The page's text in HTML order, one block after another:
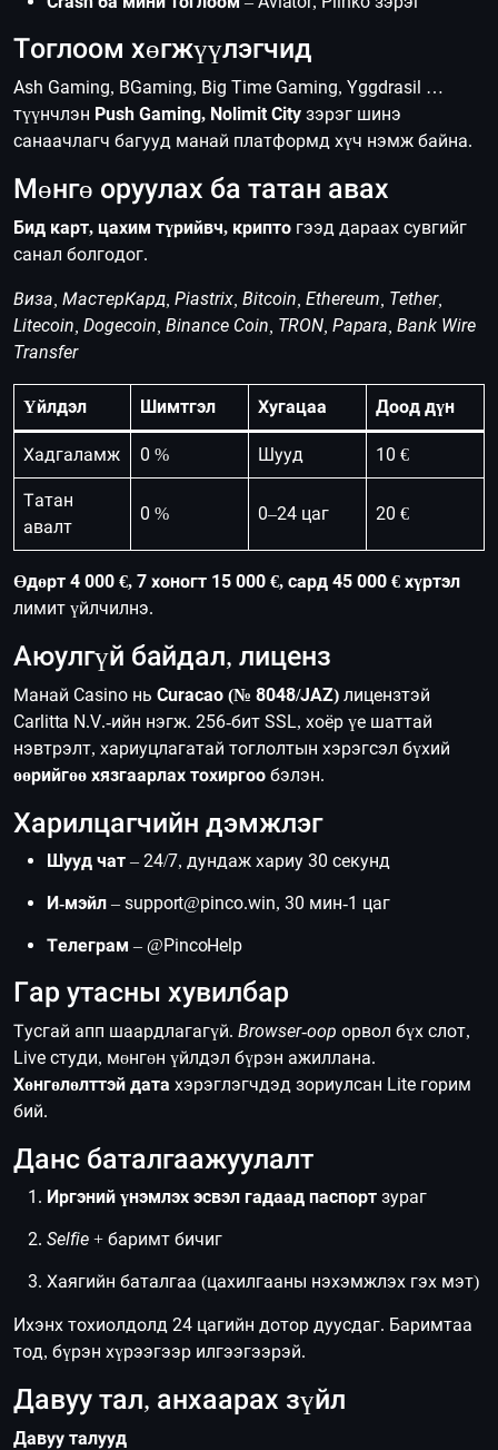
Тоглоом хөгжүүлэгчид
Ash Gaming, BGaming, Big Time Gaming, Yggdrasil …
түүнчлэн Push Gaming, Nolimit City зэрэг шинэ
санаачлагч багууд манай платформд хүч нэмж байна.
Мөнгө оруулах ба татан авах
Бид карт, цахим түрийвч, крипто гээд дараах сувгийг
санал болгодог.
Виза, МастерКард, Piastrix, Bitcoin, Ethereum, Tether,
Litecoin, Dogecoin, Binance Coin, TRON, Papara, Bank Wire
Transfer
Үйлдэл Шимтгэл Хугацаа Доод дүн
Хадгаламж 0 % Шууд 10 €
Татан
авалт
0 % 0–24 цаг 20 €
Өдөрт 4 000 €, 7 хоногт 15 000 €, сард 45 000 € хүртэл
лимит үйлчилнэ.
Аюулгүй байдал, лиценз
Манай Casino нь Curacao (№ 8048/JAZ) лицензтэй
Carlitta N.V.-ийн нэгж. 256-бит SSL, хоёр үе шаттай
нэвтрэлт, хариуцлагатай тоглолтын хэрэгсэл бүхий
өөрийгөө хязгаарлах тохиргоо бэлэн.
Харилцагчийн дэмжлэг
Шууд чат – 24/7, дундаж хариу 30 секунд
И-мэйл – support@pinco.win, 30 мин-1 цаг
Телеграм – @PincoHelp
Гар утасны хувилбар
Тусгай апп шаардлагагүй. Browser-оор орвол бүх слот,
Live студи, мөнгөн үйлдэл бүрэн ажиллана.
Хөнгөлөлттэй дата хэрэглэгчдэд зориулсан Lite горим
бий.
Данс баталгаажуулалт
Иргэний үнэмлэх эсвэл гадаад паспорт зураг
Selfie + баримт бичиг
Хаягийн баталгаа (цахилгааны нэхэмжлэх гэх мэт)
Ихэнх тохиолдолд 24 цагийн дотор дуусдаг. Баримтаа
тод, бүрэн хүрээгээр илгээгээрэй.
Давуу тал, анхаарах зүйл
Давуу талууд